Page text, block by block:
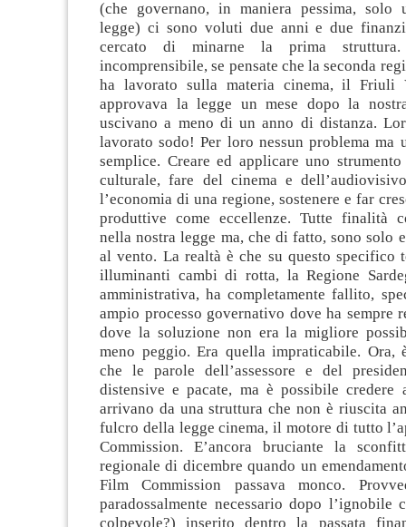
(che governano, in maniera pessima, solo
legge) ci sono voluti due anni e due
cercato di minarne la prima
incomprensibile, se pensate che la seconda
ha lavorato sulla materia cinema, il Friuli
approvava la legge un mese dopo la
uscivano a meno di un anno di distanza.
lavorato sodo! Per loro nessun problema ma
semplice. Creare ed applicare uno
culturale, fare del cinema e
l’economia di una regione, sostenere e far
produttive come eccellenze. Tutte finalità
nella nostra legge ma, che di fatto, sono solo
al vento. La realtà è che su questo specifico
illuminanti cambi di rotta, la Regione
amministrativa, ha completamente fallito,
ampio processo governativo dove ha sempre
dove la soluzione non era la migliore
meno peggio. Era quella impraticabile. Ora,
che le parole dell’assessore e del
distensive e pacate, ma è possibile credere
arrivano da una struttura che non è riuscita
fulcro della legge cinema, il motore di tutto
Commission. E’ancora bruciante la
regionale di dicembre quando un
Film Commission passava monco.
paradossalmente necessario dopo
colpevole?) inserito dentro la passata